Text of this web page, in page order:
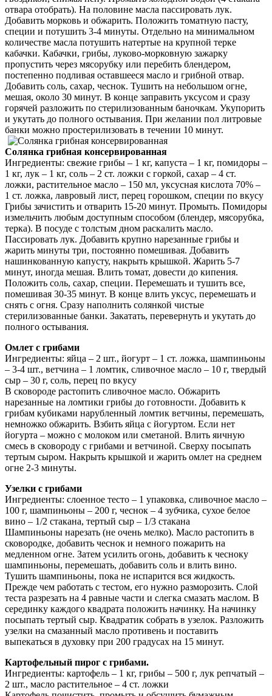
отвара отобрать). На половине масла пассировать лук.
Добавить морковь и обжарить. Положить томатную пасту,
специи и потушить 3-4 минуты. Отдельно на минимальном
количестве масла потушить натертые на крупной терке
кабачки. Кабачки, грибы, луково-морковную зажарку
пропустить через мясорубку или перебить блендером,
постепенно подливая оставшееся масло и грибной отвар.
Добавить соль, сахар, чеснок. Тушить на небольшом огне,
мешая, около 30 минут. В конце заправить уксусом и сразу
горячей разложить по стерилизованным баночкам. Укупорить
и укутать до полного остывания. При желании пол литровые
банки можно простерилизовать в течении 10 минут.
Солянка грибная консервированная
Ингредиенты: свежие грибы – 1 кг, капуста – 1 кг, помидоры –
1 кг, лук – 1 кг, соль – 2 ст. ложки с горкой, сахар – 4 ст.
ложки, растительное масло – 150 мл, уксусная кислота 70% –
1 ст. ложка, лавровый лист, перец горошком, специи по вкусу
Грибы зачистить и отварить 15-20 минут. Промыть. Помидоры
измельчить любым доступным способом (блендер, мясорубка,
терка). В посуде с толстым дном раскалить масло.
Пассировать лук. Добавить крупно нарезанные грибы и
жарить минуты три, постоянно помешивая. Добавить
нашинкованную капусту, накрыть крышкой. Жарить 5-7
минут, иногда мешая. Влить томат, довести до кипения.
Положить соль, сахар, специи. Перемешать и тушить все,
помешивая 30-35 минут. В конце влить уксус, перемешать и
снять с огня. Сразу наполнить солянкой чистые
стерилизованные банки. Закатать, перевернуть и укутать до
полного остывания.
Омлет с грибами
Ингредиенты: яйца – 2 шт., йогурт – 1 ст. ложка, шампиньоны
– 3-4 шт., ветчина – 1 ломтик, сливочное масло – 10 г, твердый
сыр – 30 г, соль, перец по вкусу
В сковороде растопить сливочное масло. Обжарить
нарезанные на ломтики грибы до готовности. Добавить к
грибам кубиками нарубленный ломтик ветчины, перемешать,
немножко обжарить. Взбить яйца с йогуртом. Если нет
йогурта – можно с молоком или сметаной. Влить яичную
смесь в сковороду с грибами и ветчиной. Сверху посыпать
тертым сыром. Накрыть крышкой и жарить омлет на среднем
огне 2-3 минуты.
Узелки с грибами
Ингредиенты: слоенное тесто – 1 упаковка, сливочное масло –
100 г, шампиньоны – 200 г, чеснок – 4 зубчика, сухое белое
вино – 1/2 стакана, тертый сыр – 1/3 стакана
Шампиньоны нарезать (не очень мелко). Масло растопить в
сковородке, добавить чеснок и немного пожарить на
медленном огне. Затем усилить огонь, добавить к чесноку
шампиньоны, перемешать, добавить соль и влить вино.
Тушить шампиньоны, пока не испарится вся жидкость.
Прежде чем работать с тестом, его нужно разморозить. Слой
теста разрезать на 4 равные части и слегка смазать маслом. В
серединку каждого квадрата положить начинку. На начинку
посыпать тертый сыр. Квадратик собрать в узелок. Разложить
узелки на смазанный масло противень и поставить
выпекаться в духовку при 200 градусах на 15 минут.
Картофельный пирог с грибами.
Ингредиенты: картофель – 1 кг, грибы – 500 г, лук репчатый –
2 шт., масло растительное – 4 ст. ложки